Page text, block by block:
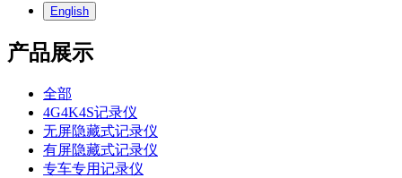
English
产品展示
全部
4G4K4S记录仪
无屏隐藏式记录仪
有屏隐藏式记录仪
专车专用记录仪